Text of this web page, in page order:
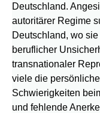
Deutschland.
autoritärer Regime
Deutschland, wo
beruflicher
transnationaler
viele die
Schwierigkeiten
und fehlende